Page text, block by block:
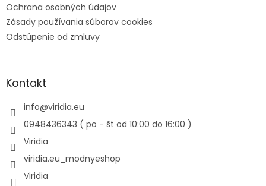
Ochrana osobných údajov
Zásady používania súborov cookies
Odstúpenie od zmluvy
Kontakt
info@viridia.eu
0948436343 ( po - št od 10:00 do 16:00 )
Viridia
viridia.eu_modnyeshop
Viridia